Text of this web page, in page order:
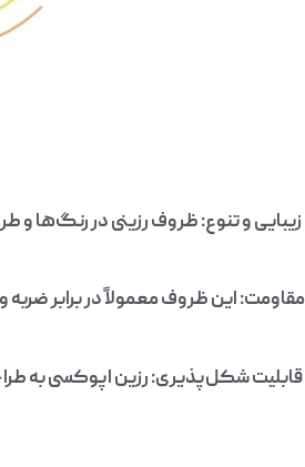
زیبایی و تنوع: ظروف رزینی در رنگ‌ها و
مقاومت: این ظروف معمولاً در برابر
قابلیت شکل‌پذیری: رزین اپوکسی به